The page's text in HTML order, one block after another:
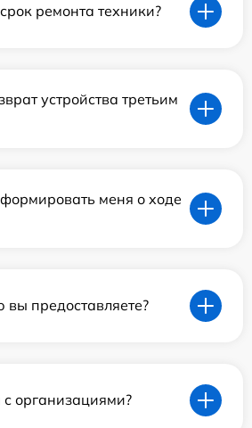
ремонта техники?
устройства третьим
меня о ходе
предоставляете?
с организациями?